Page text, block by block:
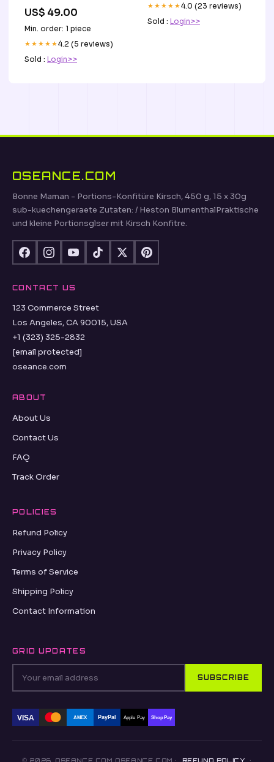
Holz Uhren
US$ 49.00
Min. order: 1 piece
★★★★★4.2 (5 reviews)
Sold : Login>>
★★★★★4.0 (23 reviews)
Sold : Login>>
OSEANCE.COM
Bonne Maman - Portions-Konfitüre Kirsch, 450 g, 15 x 30g
sub-kuechengeraete Zutaten: / Heston BlumenthalPraktische
und kleine Portionsglser mit Kirsch Konfitre.
CONTACT US
123 Commerce Street
Los Angeles, CA 90015, USA
+1 (323) 325-2832
[email protected]
oseance.com
ABOUT
About Us
Contact Us
FAQ
Track Order
POLICIES
Refund Policy
Privacy Policy
Terms of Service
Shipping Policy
Contact Information
GRID UPDATES
SUBSCRIBE
VISA AMEX PayPal Apple Pay Shop Pay
© 2026, OSEANCE.COM OSEANCE.COM · REFUND POLICY ·